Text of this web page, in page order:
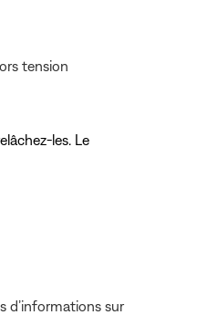
tension
les. Le
d’informations sur